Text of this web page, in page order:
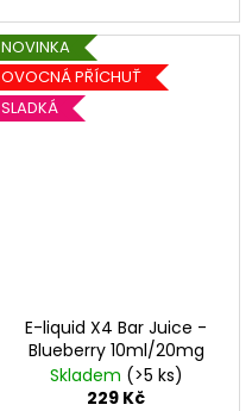
NOVINKA
OVOCNÁ PŘÍCHUŤ
SLADKÁ
E-liquid X4 Bar Juice -
Blueberry 10ml/20mg
Skladem (>5 ks)
229 Kč